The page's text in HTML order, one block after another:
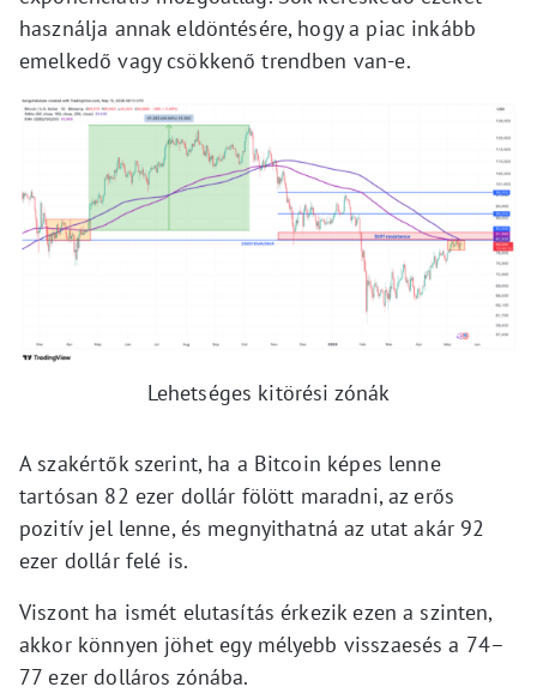
használja annak eldöntésére, hogy a piac inkább
emelkedő vagy csökkenő trendben van-e.
Lehetséges kitörési zónák
A szakértők szerint, ha a Bitcoin képes lenne
tartósan 82 ezer dollár fölött maradni, az erős
pozitív jel lenne, és megnyithatná az utat akár 92
ezer dollár felé is.
Viszont ha ismét elutasítás érkezik ezen a szinten,
akkor könnyen jöhet egy mélyebb visszaesés a 74–
77 ezer dolláros zónába.